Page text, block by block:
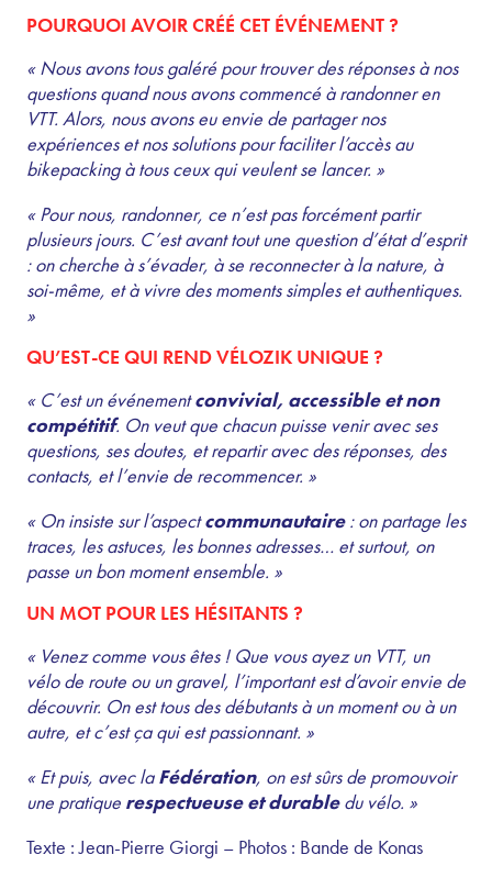
POURQUOI AVOIR CRÉÉ CET ÉVÉNEMENT ?
« Nous avons tous galéré pour trouver des réponses à nos
questions quand nous avons commencé à randonner en
VTT. Alors, nous avons eu envie de partager nos
expériences et nos solutions pour faciliter l’accès au
bikepacking à tous ceux qui veulent se lancer. »
« Pour nous, randonner, ce n’est pas forcément partir
plusieurs jours. C’est avant tout une question d’état d’esprit
: on cherche à s’évader, à se reconnecter à la nature, à
soi-même, et à vivre des moments simples et authentiques.
»
QU’EST-CE QUI REND VÉLOZIK UNIQUE ?
« C’est un événementconvivial, accessible et non
compétitif. On veut que chacun puisse venir avec ses
questions, ses doutes, et repartir avec des réponses, des
contacts, et l’envie de recommencer. »
« On insiste sur l’aspectcommunautaire: on partage les
traces, les astuces, les bonnes adresses… et surtout, on
passe un bon moment ensemble. »
UN MOT POUR LES HÉSITANTS ?
« Venez comme vous êtes ! Que vous ayez un VTT, un
vélo de route ou un gravel, l’important est d’avoir envie de
découvrir. On est tous des débutants à un moment ou à un
autre, et c’est ça qui est passionnant. »
« Et puis, avec laFédération, on est sûrs de promouvoir
une pratique respectueuse et durabledu vélo. »
Texte : Jean-Pierre Giorgi – Photos : Bande de Konas